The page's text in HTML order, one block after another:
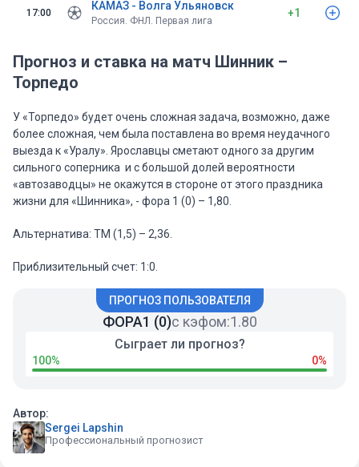
17:00
КАМАЗ - Волга Ульяновск
Россия. ФНЛ. Первая лига
+1
Прогноз и ставка на матч Шинник –
Торпедо
У «Торпедо» будет очень сложная задача, возможно, даже
более сложная, чем была поставлена во время неудачного
выезда к «Уралу». Ярославцы сметают одного за другим
сильного соперника и с большой долей вероятности
«автозаводцы» не окажутся в стороне от этого праздника
жизни для «Шинника», - фора 1 (0) – 1,80.
Альтернатива: ТМ (1,5) – 2,36.
Приблизительный счет: 1:0.
ПРОГНОЗ ПОЛЬЗОВАТЕЛЯ
ФОРА1 (0)с кэфом:1.80
100%
Сыграет ли прогноз?
0%
Автор:
Sergei Lapshin
Профессиональный прогнозист